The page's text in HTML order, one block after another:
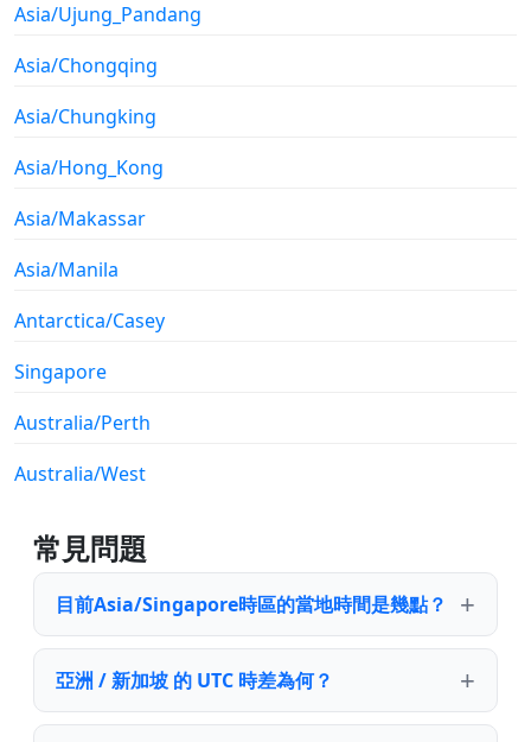
Asia/Ujung_Pandang
Asia/Chongqing
Asia/Chungking
Asia/Hong_Kong
Asia/Makassar
Asia/Manila
Antarctica/Casey
Singapore
Australia/Perth
Australia/West
常見問題
目前Asia/Singapore時區的當地時間是幾點？
亞洲 / 新加坡 的 UTC 時差為何？